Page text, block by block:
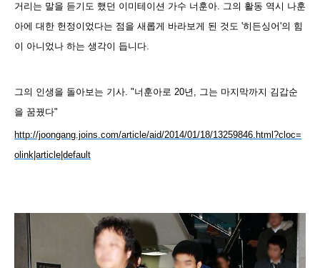
거리는 말을 듣기도 했던 이미테이션 가수 너훈아. 그의 활동 역시 나훈
아에 대한 헌정이었다는 점을 새롭게 바라보게 된 것도 '히든싱어'의 힘
이 아니었나 하는 생각이 듭니다.
그의 인생을 돌아보는 기사. "너훈아로 20년, 그는 마지막까지 김갑순
을 꿈꿨다"
http://joongang.joins.com/article/aid/2014/01/18/13259846.html?cloc=
olink|article|default